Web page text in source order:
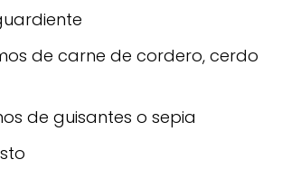
de carne de cordero, cerdo
de guisantes o sepia